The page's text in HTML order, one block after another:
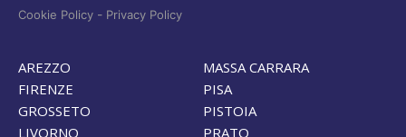
Cookie Policy - Privacy Policy
AREZZO
FIRENZE
GROSSETO
LIVORNO
MASSA CARRARA
PISA
PISTOIA
PRATO